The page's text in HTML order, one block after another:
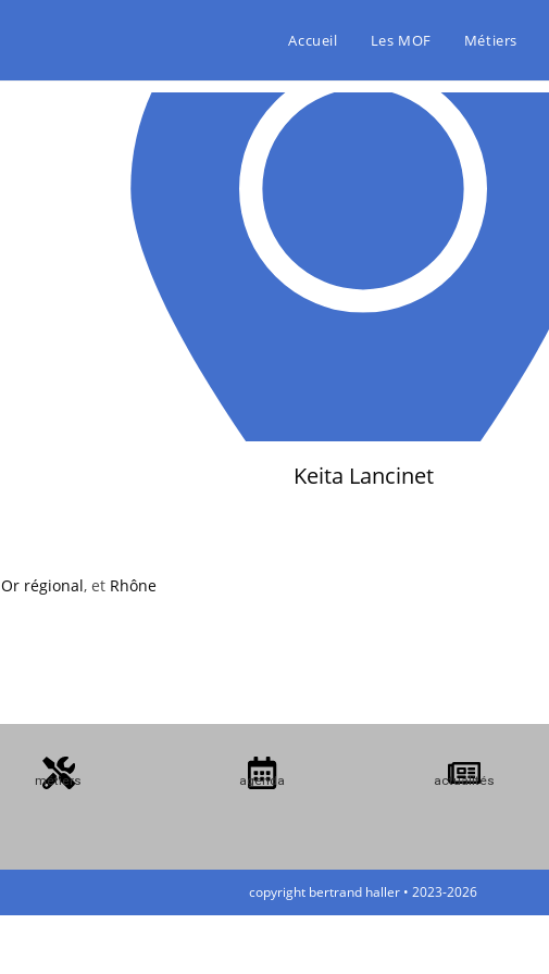
Accueil Les MOF Métiers
Keita Lancinet
Or régional, et Rhône
métiers agenda actualités
copyright bertrand haller • 2023-2026